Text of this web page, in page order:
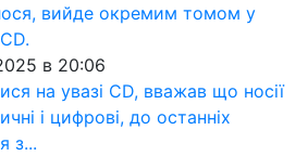
вийде окремим томом у
в 20:06
на увазі CD, вважав що носії
і цифрові, до останніх
з...